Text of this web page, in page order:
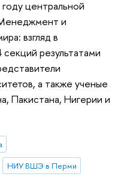
центральной
и
взгляд в
результатами
а также ученые
Пакистана, Нигерии и
НИУ ВШЭ в Перми